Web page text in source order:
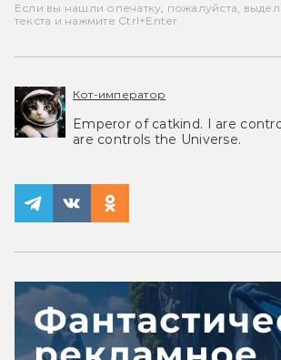
Если вы нашли опечатку, пожалуйста,
текста и нажмите Ctrl+Enter.
Кот-император
Emperor of catkind. I are
are controls the Universe.